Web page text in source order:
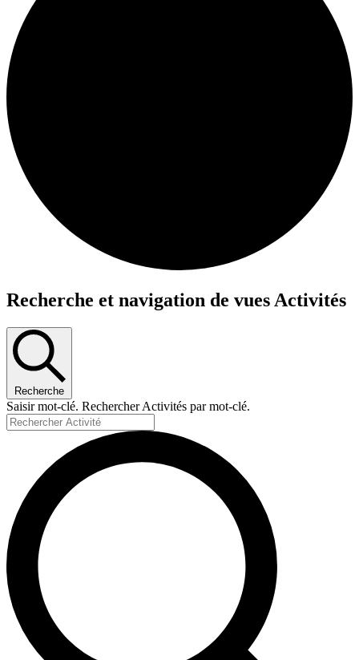
Activités
27
novembre
2024
Recherche et navigation de vues Activités
Recherche
Saisir mot-clé. Rechercher Activités par mot-clé.